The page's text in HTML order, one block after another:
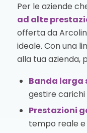
Per le aziende
ad alte
offerta da
ideale. Con una
alla tua azienda,
Banda larga
gestire carichi
Prestazioni
tempo reale